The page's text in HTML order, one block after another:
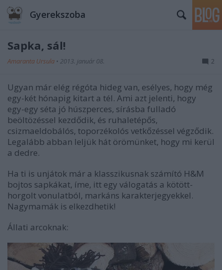
Gyerekszoba
Sapka, sál!
Amaranta Ursula • 2013. január 08. 2
Ugyan már elég régóta hideg van, esélyes, hogy még
egy-két hónapig kitart a tél. Ami azt jelenti, hogy
egy-egy séta jó húszperces, sírásba fulladó
beöltözéssel kezdődik, és ruhaletépős,
csizmaeldobálós, toporzékolós vetkőzéssel végződik.
Legalább abban leljük hát örömünket, hogy mi kerül
a dedre.
Ha ti is unjátok már a klasszikusnak számító H&M
bojtos sapkákat, íme, itt egy válogatás a kötött-
horgolt vonulatból, markáns karakterjegyekkel.
Nagymamák is elkezdhetik!
Állati arcoknak: